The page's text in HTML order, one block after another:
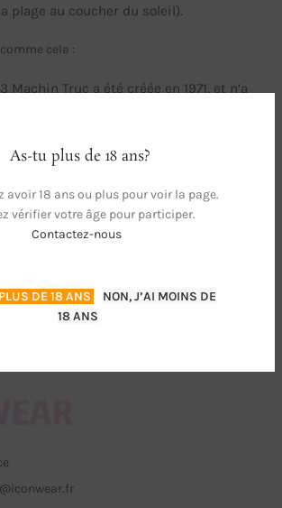
As-tu plus de 18 ans?
avoir 18 ans ou plus pour voir la page.
vérifier votre âge pour participer.
Contactez-nous
DE 18 ANS
NON, J’AI MOINS DE
18 ANS
plage au coucher du soleil).
cela :
Machin Truc a été créée en 1971, et n’a
Genest-et-Isson, 123 Machin Truc
pour la communauté bouzemontoise.
ou utilisatrice de WordPress, vous